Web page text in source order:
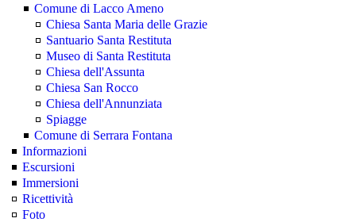
Comune di Lacco Ameno
Chiesa Santa Maria delle Grazie
Santuario Santa Restituta
Museo di Santa Restituta
Chiesa dell'Assunta
Chiesa San Rocco
Chiesa dell'Annunziata
Spiagge
Comune di Serrara Fontana
Informazioni
Escursioni
Immersioni
Ricettività
Foto